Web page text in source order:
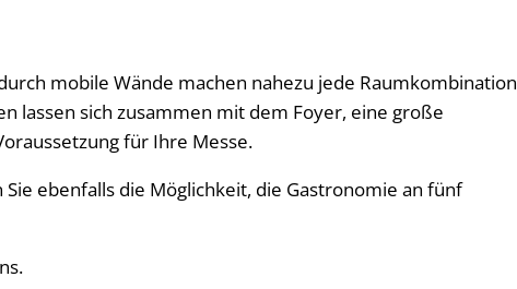
mobile Wände machen nahezu jede Raumkombination
lassen sich zusammen mit dem Foyer, eine große
für Ihre Messe.
Sie ebenfalls die Möglichkeit, die Gastronomie an fünf